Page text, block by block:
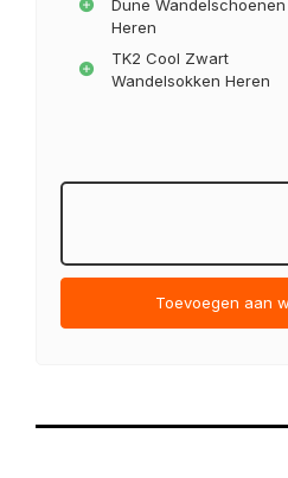
Dune Wandelschoenen
Heren
TK2 Cool Zwart
Wandelsokken Heren
Toevoegen aan